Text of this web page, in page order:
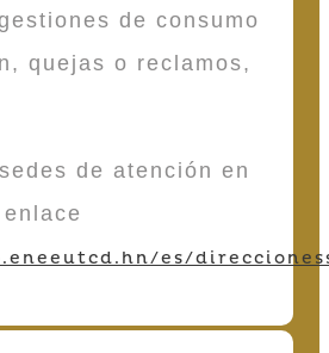
de consumo
quejas o reclamos,
de atención en
es/